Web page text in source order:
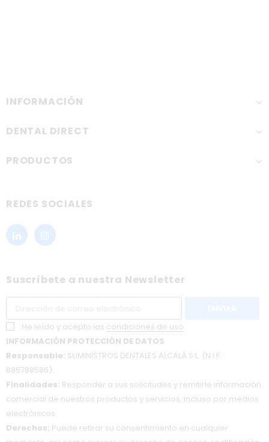
INFORMACIÓN
DENTAL DIRECT
PRODUCTOS
REDES SOCIALES
Suscríbete a nuestra Newsletter
He leído y acepto las condiciones de uso.
INFORMACIÓN PROTECCIÓN DE DATOS
Responsable: SUMINISTROS DENTALES ALCALÁ S.L. (N.I.F.:
B85788586).
Finalidades: Responder a sus solicitudes y remitirle información
comercial de nuestros productos y servicios, incluso por medios
electrónicos.
Derechos: Puede retirar su consentimiento en cualquier